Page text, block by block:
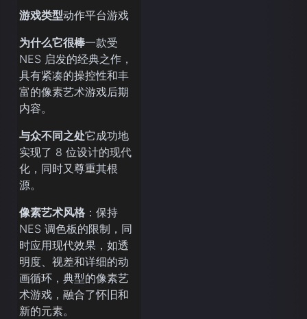
游戏类型动作平台游戏
为什么它很棒一款受
NES 启发的经典之作，
具有紧凑的操控性和丰
富的像素艺术游戏后期
内容。
与众不同之处它成功地
实现了 8 位设计的现代
化，同时又尊重其根
源。
像素艺术风格 ：保持
NES 调色板的限制，同
时应用现代效果，如透
明度、视差和详细的动
画循环，典型的像素艺
术游戏，融合了怀旧和
新的元素。